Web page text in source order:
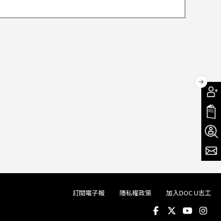
訂閱電子報 隱私權政策 加入DOC U志工